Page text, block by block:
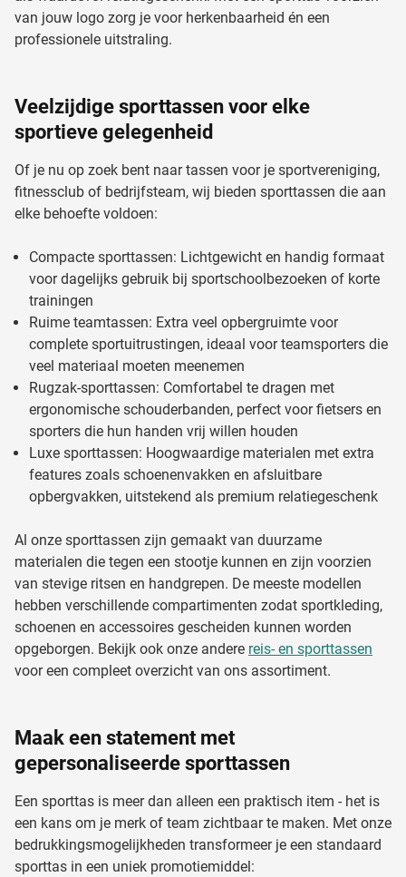
van jouw logo zorg je voor herkenbaarheid én een
professionele uitstraling.
Veelzijdige sporttassen voor elke
sportieve gelegenheid
Of je nu op zoek bent naar tassen voor je sportvereniging,
fitnessclub of bedrijfsteam, wij bieden sporttassen die aan
elke behoefte voldoen:
Compacte sporttassen: Lichtgewicht en handig formaat
voor dagelijks gebruik bij sportschoolbezoeken of korte
trainingen
Ruime teamtassen: Extra veel opbergruimte voor
complete sportuitrustingen, ideaal voor teamsporters die
veel materiaal moeten meenemen
Rugzak-sporttassen: Comfortabel te dragen met
ergonomische schouderbanden, perfect voor fietsers en
sporters die hun handen vrij willen houden
Luxe sporttassen: Hoogwaardige materialen met extra
features zoals schoenenvakken en afsluitbare
opbergvakken, uitstekend als premium relatiegeschenk
Al onze sporttassen zijn gemaakt van duurzame
materialen die tegen een stootje kunnen en zijn voorzien
van stevige ritsen en handgrepen. De meeste modellen
hebben verschillende compartimenten zodat sportkleding,
schoenen en accessoires gescheiden kunnen worden
opgeborgen. Bekijk ook onze andere reis- en sporttassen
voor een compleet overzicht van ons assortiment.
Maak een statement met
gepersonaliseerde sporttassen
Een sporttas is meer dan alleen een praktisch item - het is
een kans om je merk of team zichtbaar te maken. Met onze
bedrukkingsmogelijkheden transformeer je een standaard
sporttas in een uniek promotiemiddel: